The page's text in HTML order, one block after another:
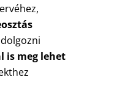
is meg lehet